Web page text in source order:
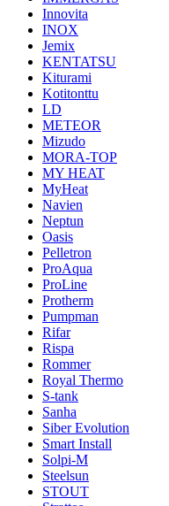
Innovita
INOX
Jemix
KENTATSU
Kiturami
Kotitonttu
LD
METEOR
Mizudo
MORA-TOP
MY HEAT
MyHeat
Navien
Neptun
Oasis
Pelletron
ProAqua
ProLine
Protherm
Pumpman
Rifar
Rispa
Rommer
Royal Thermo
S-tank
Sanha
Siber Evolution
Smart Install
Solpi-M
Steelsun
STOUT